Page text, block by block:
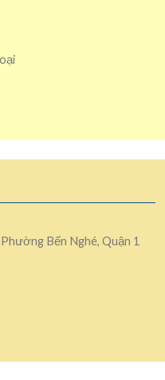
Bến Nghé, Quận 1